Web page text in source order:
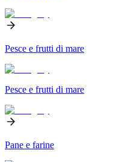
Pesce e frutti di mare
Pesce e frutti di mare
Pane e farine